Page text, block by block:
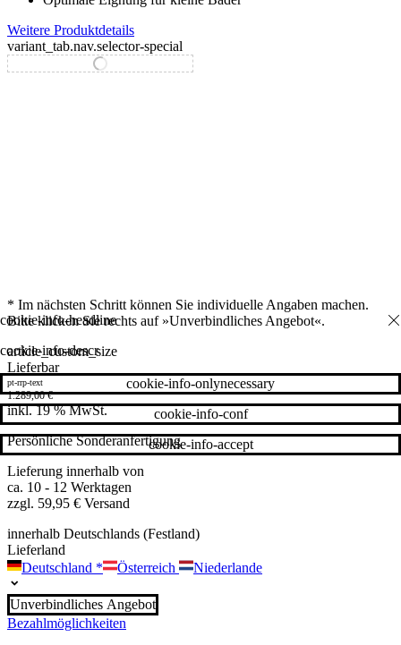
Weitere Produktdetails
variant_tab.nav.selector-special
variant_tab.nav.selector-standard
* Im nächsten Schritt können Sie individuelle Angaben machen.
Bitte klicken Sie rechts auf »Unverbindliches Angebot«.
article_custom_size
Lieferbar
pt-rrp-text
1.289,00€
inkl. 19 % MwSt.
Persönliche Sonderanfertigung
Lieferung innerhalb von
ca. 10 - 12 Werktagen
zzgl. 59,95 € Versand
innerhalb Deutschlands (Festland)
Lieferland
Deutschland * Österreich Niederlande
Unverbindliches Angebot
Bezahlmöglichkeiten
cookie-info-descr
cookie-info-accept
cookie-info-conf
cookie-info-onlynecessary